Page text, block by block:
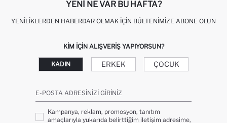
YENI NE VAR BU HAFTA?
YENILIKLERDEN HABERDAR OLMAK İÇIN BÜLTENIMIZE ABONE OLUN
KIM IÇIN ALIŞVERIŞ YAPIYORSUN?
KADIN ERKEK ÇOCUK
E-POSTA ADRESINIZI GIRINIZ
Kampanya, reklam, promosyon, tanıtım
amaçlarıyla yukarıda belirttiğim iletişim adresime,